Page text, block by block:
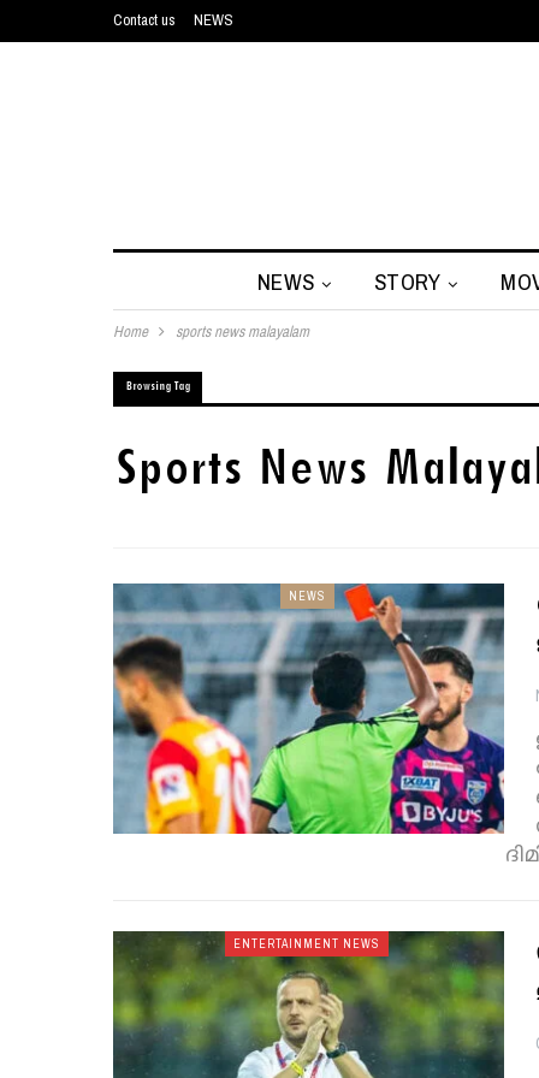
Contact us NEWS
NEWS STORY
Home sports news malayalam
Browsing Tag
Sports News
NEWS
ENTERTAINMENT NEWS